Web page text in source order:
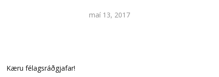
maí 13, 2017
Kæru félagsráðgjafar!